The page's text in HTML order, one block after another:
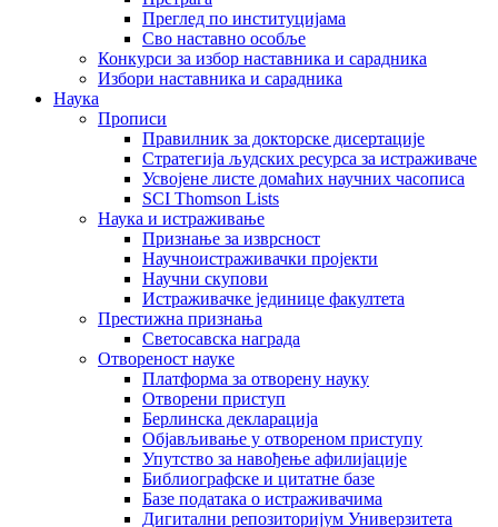
Преглед по институцијама
Сво наставно особље
Конкурси за избор наставника и сарадника
Избори наставника и сарадника
Наука
Прописи
Правилник за докторске дисертације
Стратегија људских ресурса за истраживаче
Усвојене листе домаћих научних часописа
SCI Thomson Lists
Наука и истраживање
Признање за изврсност
Научноистраживачки пројекти
Научни скупови
Истраживачке јединице факултета
Престижна признања
Светосавска награда
Отвореност науке
Платформа за отворену науку
Отворени приступ
Берлинска декларација
Објављивање у отвореном приступу
Упутство за навођење афилијације
Библиографске и цитатне базе
Базе података о истраживачима
Дигитални репозиторијум Универзитета